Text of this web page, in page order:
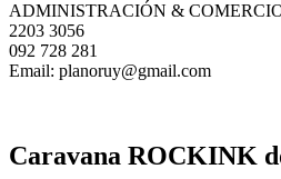
ADMINISTRACIÓN &
2203 3056
092 728 281
Email: planoruy@gmail.com
Caravana ROCKINK